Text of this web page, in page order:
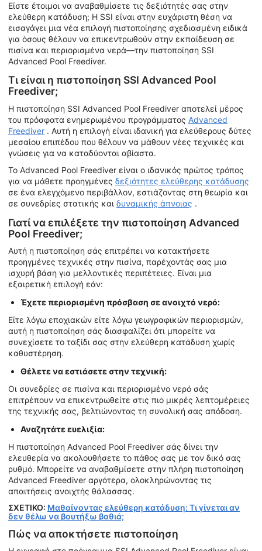
Είστε έτοιμοι να αναβαθμίσετε τις δεξιότητές σας στην
ελεύθερη κατάδυση; Η SSI είναι στην ευχάριστη θέση να
εισαγάγει μια νέα επιλογή πιστοποίησης σχεδιασμένη ειδικά
για όσους θέλουν να επικεντρωθούν στην εκπαίδευση σε
πισίνα και περιορισμένα νερά—την πιστοποίηση SSI
Advanced Pool Freediver.
Τι είναι η πιστοποίηση SSI Advanced Pool
Freediver;
Η πιστοποίηση SSI Advanced Pool Freediver αποτελεί μέρος
του πρόσφατα ενημερωμένου προγράμματος Advanced
Freediver . Αυτή η επιλογή είναι ιδανική για ελεύθερους δύτες
μεσαίου επιπέδου που θέλουν να μάθουν νέες τεχνικές και
γνώσεις για να καταδύονται αβίαστα.
Το Advanced Pool Freediver είναι ο ιδανικός πρώτος τρόπος
για να μάθετε προηγμένες δεξιότητες ελεύθερης κατάδυσης
σε ένα ελεγχόμενο περιβάλλον, εστιάζοντας στη θεωρία και
σε συνεδρίες στατικής και δυναμικής άπνοιας .
Γιατί να επιλέξετε την πιστοποίηση Advanced
Pool Freediver;
Αυτή η πιστοποίηση σάς επιτρέπει να κατακτήσετε
προηγμένες τεχνικές στην πισίνα, παρέχοντάς σας μια
ισχυρή βάση για μελλοντικές περιπέτειες. Είναι μια
εξαιρετική επιλογή εάν:
Έχετε περιορισμένη πρόσβαση σε ανοιχτό νερό:
Είτε λόγω εποχιακών είτε λόγω γεωγραφικών περιορισμών,
αυτή η πιστοποίηση σάς διασφαλίζει ότι μπορείτε να
συνεχίσετε το ταξίδι σας στην ελεύθερη κατάδυση χωρίς
καθυστέρηση.
Θέλετε να εστιάσετε στην τεχνική:
Οι συνεδρίες σε πισίνα και περιορισμένο νερό σάς
επιτρέπουν να επικεντρωθείτε στις πιο μικρές λεπτομέρειες
της τεχνικής σας, βελτιώνοντας τη συνολική σας απόδοση.
Αναζητάτε ευελιξία:
Η πιστοποίηση Advanced Pool Freediver σάς δίνει την
ελευθερία να ακολουθήσετε το πάθος σας με τον δικό σας
ρυθμό. Μπορείτε να αναβαθμίσετε στην πλήρη πιστοποίηση
Advanced Freediver αργότερα, ολοκληρώνοντας τις
απαιτήσεις ανοιχτής θάλασσας.
ΣΧΕΤΙΚΟ: Μαθαίνοντας ελεύθερη κατάδυση: Τι γίνεται αν
δεν θέλω να βουτήξω βαθιά;
Πώς να αποκτήσετε πιστοποίηση